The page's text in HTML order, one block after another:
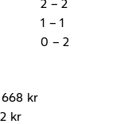
2 – 2
1 – 1
0 – 2
668 kr
kr